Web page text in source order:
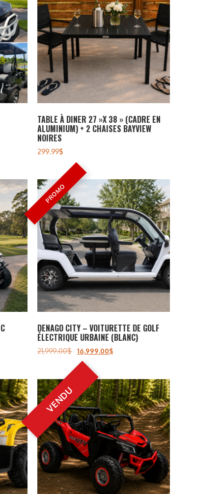
TABLE À DINER 27 »X 38 » (CADRE EN
ALUMINIUM) + 2 CHAISES BAYVIEW
NOIRES
299.99$
DENAGO CITY – VOITURETTE DE GOLF
ÉLECTRIQUE URBAINE (BLANC)
21,999.00$ 16,999.00$